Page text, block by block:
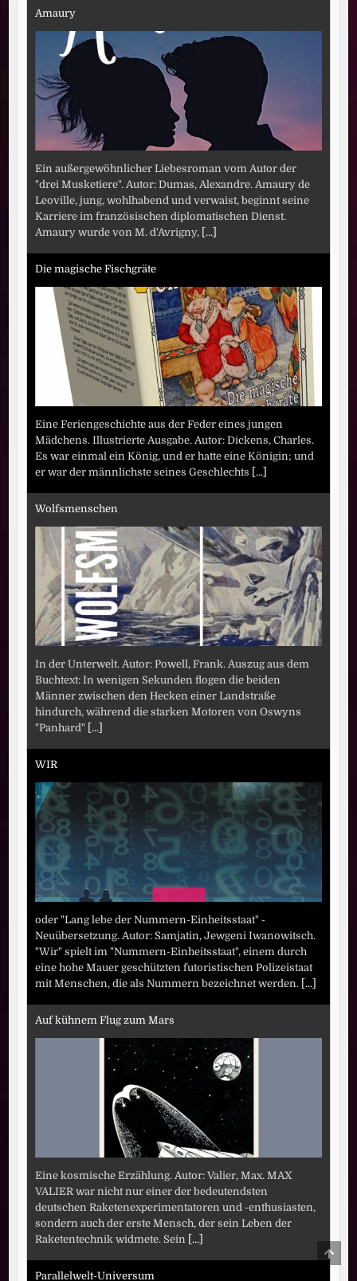
Amaury
Ein außergewöhnlicher Liebesroman vom Autor der
"drei Musketiere". Autor: Dumas, Alexandre. Amaury de
Leoville, jung, wohlhabend und verwaist, beginnt seine
Karriere im französischen diplomatischen Dienst.
Amaury wurde von M. d'Avrigny, [...]
Die magische Fischgräte
Eine Feriengeschichte aus der Feder eines jungen
Mädchens. Illustrierte Ausgabe. Autor: Dickens, Charles.
Es war einmal ein König, und er hatte eine Königin; und
er war der männlichste seines Geschlechts [...]
Wolfsmenschen
In der Unterwelt. Autor: Powell, Frank. Auszug aus dem
Buchtext: In wenigen Sekunden flogen die beiden
Männer zwischen den Hecken einer Landstraße
hindurch, während die starken Motoren von Oswyns
"Panhard" [...]
WIR
oder "Lang lebe der Nummern-Einheitsstaat" -
Neuübersetzung. Autor: Samjatin, Jewgeni Iwanowitsch.
"Wir" spielt im "Nummern-Einheitsstaat", einem durch
eine hohe Mauer geschützten futoristischen Polizeistaat
mit Menschen, die als Nummern bezeichnet werden. [...]
Auf kühnem Flug zum Mars
Eine kosmische Erzählung. Autor: Valier, Max. MAX
VALIER war nicht nur einer der bedeutendsten
deutschen Raketenexperimentatoren und -enthusiasten,
sondern auch der erste Mensch, der sein Leben der
Raketentechnik widmete. Sein [...]
Parallelwelt-Universum
TO